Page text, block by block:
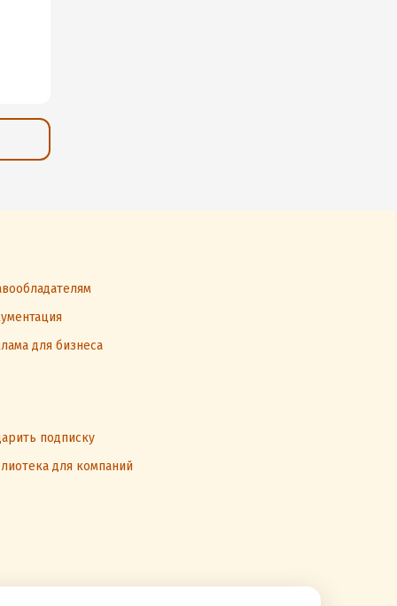
для бизнеса
подписку
для компаний